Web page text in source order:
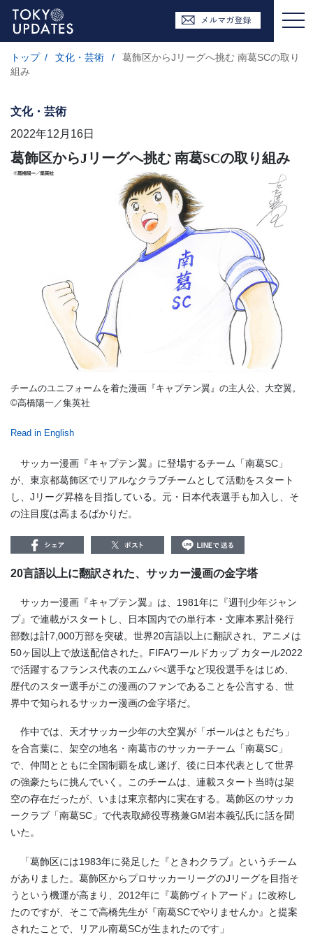
トップ / 文化・芸術 /
葛飾区からJリーグへ挑む 南葛SCの取り
組み
文化・芸術
2022年12月16日
葛飾区からJリーグへ挑む 南葛SCの取り組み
チームのユニフォームを着た漫画『キャプテン翼』の主人公、大空翼。
©高橋陽一／集英社
Read in English
サッカー漫画『キャプテン翼』に登場するチーム「南葛SC」
が、東京都葛飾区でリアルなクラブチームとして活動をスタート
し、Jリーグ昇格を目指している。元・日本代表選手も加入し、そ
の注目度は高まるばかりだ。
20言語以上に翻訳された、サッカー漫画の金字塔
サッカー漫画『キャプテン翼』は、 1981年に『週刊少年ジャン
プ』で連載がスタートし、日本国内での単行本・文庫本累計発行
部数は計7,000万部を突破。世界20言語以上に翻訳され、アニメは
50ヶ国以上で放送配信された。 FIFAワールドカップ カタール2022
で活躍するフランス代表のエムバぺ選手など現役選手をはじめ、
歴代のスター選手がこの漫画のファンであることを公言する、世
界中で知られるサッカー漫画の金字塔だ。
作中では、天才サッカー少年の大空翼が「ボールはともだち」
を合言葉に、架空の地名・南葛市のサッカーチーム「南葛SC 」
で、仲間とともに全国制覇を成し遂げ、後に日本代表として世界
の強豪たちに挑んでいく。このチームは、連載スタート当時は架
空の存在だったが、いまは東京都内に実在する。葛飾区のサッカ
ークラブ「南葛SC 」で代表取締役専務兼GM岩本義弘氏に話を聞
いた。
「葛飾区には1983年に発足した『ときわクラブ』というチーム
がありました。葛飾区からプロサッカーリーグのJ リーグを目指そ
うという機運が高まり、 2012年に『葛飾ヴィトアード』に改称し
たのですが、そこで高橋先生が『南葛SCでやりませんか』と提案
されたことで、リアル南葛SCが生まれたのです」